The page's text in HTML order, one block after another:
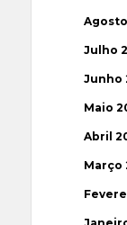
Agosto
Julho
Junho
Maio
Abril
Março